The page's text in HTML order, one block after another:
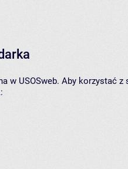
w USOSweb. Aby korzystać